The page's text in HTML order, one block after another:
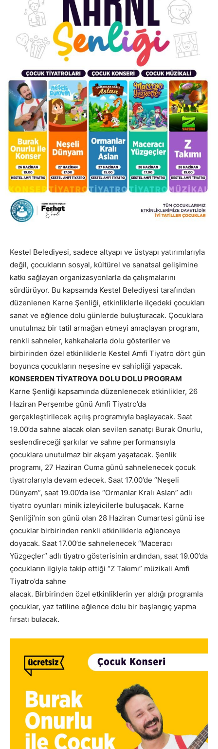
Kestel Belediyesi, sadece altyapı ve üstyapı yatırımlarıyla
değil, çocukların sosyal, kültürel ve sanatsal gelişimine
katkı sağlayan organizasyonlarla da çalışmalarını
sürdürüyor. Bu kapsamda Kestel Belediyesi tarafından
düzenlenen Karne Şenliği, etkinliklerle ilçedeki çocukları
sanat ve eğlence dolu günlerde buluşturacak. Çocuklara
unutulmaz bir tatil armağan etmeyi amaçlayan program,
renkli sahneler, kahkahalarla dolu gösteriler ve
birbirinden özel etkinliklerle Kestel Amfi Tiyatro dört gün
boyunca çocukların neşesine ev sahipliği yapacak.
KONSERDEN TİYATROYA DOLU DOLU PROGRAM
Karne Şenliği kapsamında düzenlenecek etkinlikler, 26
Haziran Perşembe günü Amfi Tiyatro’da
gerçekleştirilecek açılış programıyla başlayacak. Saat
19.00’da sahne alacak olan sevilen sanatçı Burak Onurlu,
seslendireceği şarkılar ve sahne performansıyla
çocuklara unutulmaz bir akşam yaşatacak. Şenlik
programı, 27 Haziran Cuma günü sahnelenecek çocuk
tiyatrolarıyla devam edecek. Saat 17.00’de “Neşeli
Dünyam”, saat 19.00’da ise “Ormanlar Kralı Aslan” adlı
tiyatro oyunları minik izleyicilerle buluşacak. Karne
Şenliği’nin son günü olan 28 Haziran Cumartesi günü ise
çocuklar birbirinden renkli etkinliklerle eğlenceye
doyacak. Saat 17.00’de sahnelenecek “Maceracı
Yüzgeçler” adlı tiyatro gösterisinin ardından, saat 19.00’da
çocukların ilgiyle takip ettiği “Z Takımı” müzikali Amfi
Tiyatro’da sahne
alacak. Birbirinden özel etkinliklerin yer aldığı programla
çocuklar, yaz tatiline eğlence dolu bir başlangıç yapma
fırsatı bulacak.